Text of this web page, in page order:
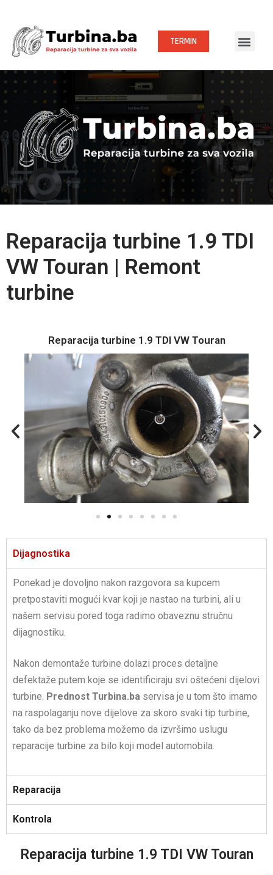
TERMIN
Reparacija turbine 1.9 TDI
VW Touran | Remont
turbine
Reparacija turbine 1.9 TDI VW Touran
Dijagnostika
Ponekad je dovoljno nakon razgovora sa kupcem
pretpostaviti mogući kvar koji je nastao na turbini, ali u
našem servisu pored toga radimo obaveznu stručnu
dijagnostiku.
Nakon demontaže turbine dolazi proces detaljne
defektaže putem koje se identificiraju svi oštećeni dijelovi
turbine. Prednost Turbina.ba servisa je u tom što imamo
na raspolaganju nove dijelove za skoro svaki tip turbine,
tako da bez problema možemo da izvršimo uslugu
reparacije turbine za bilo koji model automobila.
Reparacija
Kontrola
Reparacija turbine 1.9 TDI VW Touran